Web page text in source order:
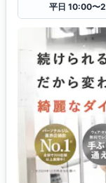
平日 10:00〜